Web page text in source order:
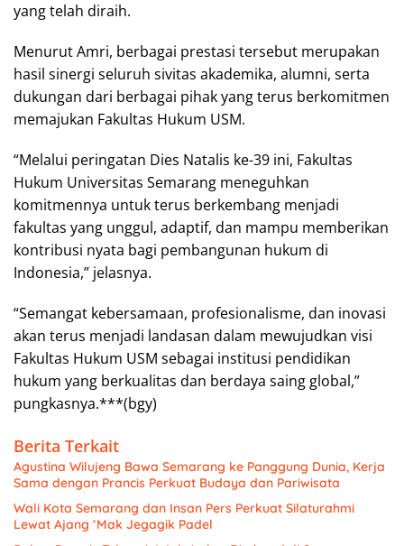
yang telah diraih.
Menurut Amri, berbagai prestasi tersebut merupakan
hasil sinergi seluruh sivitas akademika, alumni, serta
dukungan dari berbagai pihak yang terus berkomitmen
memajukan Fakultas Hukum USM.
“Melalui peringatan Dies Natalis ke-39 ini, Fakultas
Hukum Universitas Semarang meneguhkan
komitmennya untuk terus berkembang menjadi
fakultas yang unggul, adaptif, dan mampu memberikan
kontribusi nyata bagi pembangunan hukum di
Indonesia,” jelasnya.
“Semangat kebersamaan, profesionalisme, dan inovasi
akan terus menjadi landasan dalam mewujudkan visi
Fakultas Hukum USM sebagai institusi pendidikan
hukum yang berkualitas dan berdaya saing global,”
pungkasnya.***(bgy)
Berita Terkait
Agustina Wilujeng Bawa Semarang ke Panggung Dunia, Kerja
Sama dengan Prancis Perkuat Budaya dan Pariwisata
Wali Kota Semarang dan Insan Pers Perkuat Silaturahmi
Lewat Ajang ‘Mak Jegagik Padel